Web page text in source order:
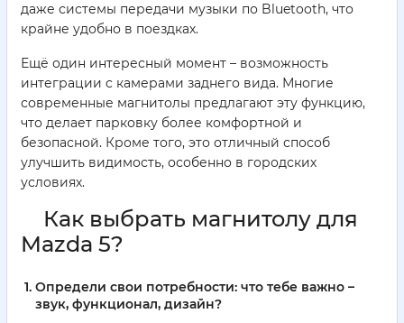
даже системы передачи музыки по Bluetooth, что
крайне удобно в поездках.
Ещё один интересный момент – возможность
интеграции с камерами заднего вида. Многие
современные магнитолы предлагают эту функцию,
что делает парковку более комфортной и
безопасной. Кроме того, это отличный способ
улучшить видимость, особенно в городских
условиях.
Как выбрать магнитолу для
Mazda 5?
Определи свои потребности: что тебе важно –
звук, функционал, дизайн?